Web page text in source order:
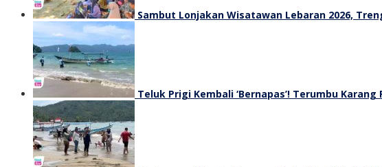
Sambut Lonjakan Wisatawan Lebaran 2026,
Teluk Prigi Kembali ‘Bernapas’! Terumbu